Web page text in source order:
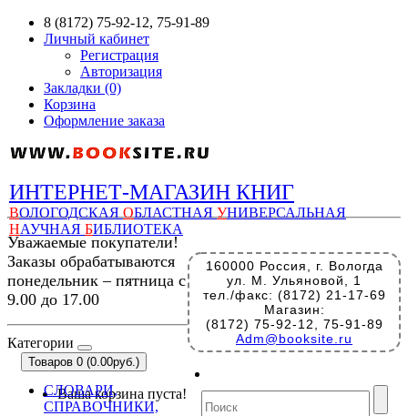
8 (8172) 75-92-12, 75-91-89
Личный кабинет
Регистрация
Авторизация
Закладки (0)
Корзина
Оформление заказа
ИНТЕРНЕТ-МАГАЗИН КНИГ
ВОЛОГОДСКАЯ ОБЛАСТНАЯ УНИВЕРСАЛЬНАЯ
НАУЧНАЯ БИБЛИОТЕКА
160000 Россия, г. Вологда
ул. М. Ульяновой, 1
тел./факс: (8172) 21-17-69
Магазин:
(8172) 75-92-12, 75-91-89
Adm@booksite.ru
Уважаемые покупатели!
Заказы обрабатываются
понедельник – пятница с
9.00 до 17.00
Категории
Товаров 0 (0.00руб.)
Ваша корзина пуста!
СЛОВАРИ,
СПРАВОЧНИКИ,